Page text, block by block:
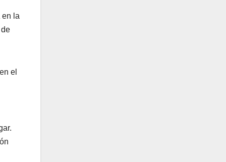
en la
el